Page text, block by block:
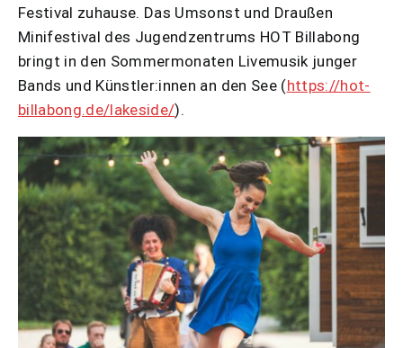
Festival zuhause. Das Umsonst und Draußen
Minifestival des Jugendzentrums HOT Billabong
bringt in den Sommermonaten Livemusik junger
Bands und Künstler:innen an den See (https://hot-
billabong.de/lakeside/).